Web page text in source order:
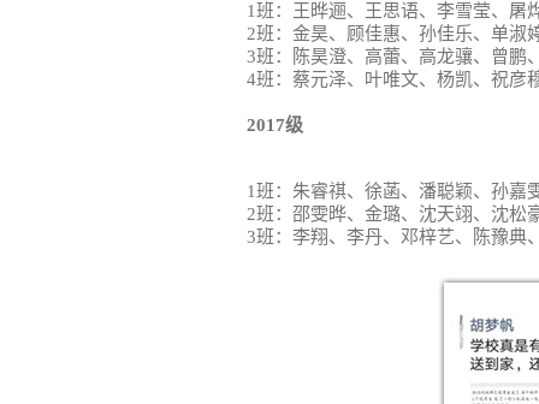
1班：王晔逦、王思语、李雪莹、屠
2班：金昊、顾佳惠、孙佳乐、单淑
3班：陈昊澄、高蕾、高龙骧、曾鹏
4班：蔡元泽、叶唯文、杨凯、祝彦
2017级
1班：朱睿祺、徐菡、潘聪颖、孙嘉
2班：邵雯晔、金璐、沈天翊、沈松
3班：李翔、李丹、邓梓艺、陈豫典